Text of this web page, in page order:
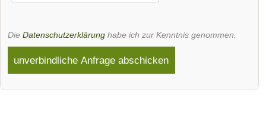
Die Datenschutzerklärung habe ich zur Kenntnis genommen.
unverbindliche Anfrage abschicken